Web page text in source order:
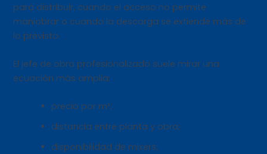
para distribuir, cuando el acceso no permite
maniobrar o cuando la descarga se extiende más de
lo previsto.
El jefe de obra profesionalizado suele mirar una
ecuación más amplia:
precio por m³;
distancia entre planta y obra;
disponibilidad de mixers;